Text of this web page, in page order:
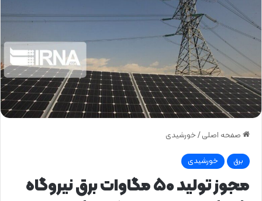
صفحه اصلی /خورشیدی
برق خورشیدی
مجوز تولید ۵۰ مگاوات برق نیروگاه